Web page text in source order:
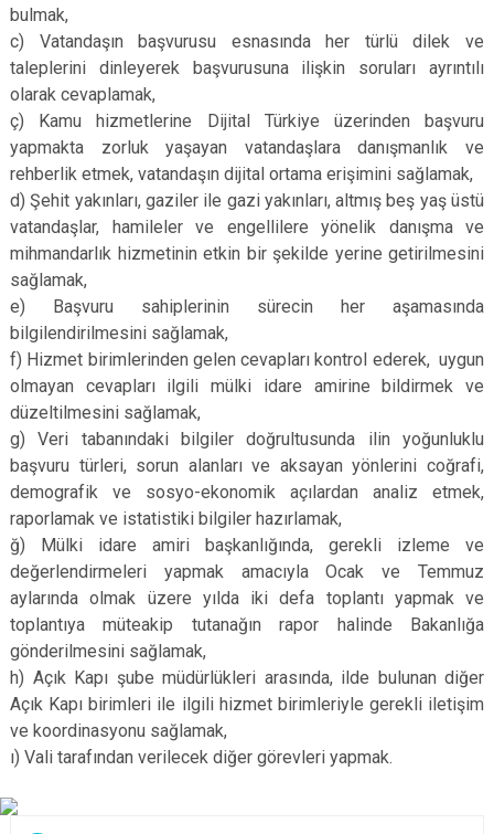
bulmak,
c) Vatandaşın başvurusu esnasında her türlü dilek ve
taleplerini dinleyerek başvurusuna ilişkin soruları ayrıntılı
olarak cevaplamak,
ç) Kamu hizmetlerine Dijital Türkiye üzerinden başvuru
yapmakta zorluk yaşayan vatandaşlara danışmanlık ve
rehberlik etmek, vatandaşın dijital ortama erişimini sağlamak,
d) Şehit yakınları, gaziler ile gazi yakınları, altmış beş yaş üstü
vatandaşlar, hamileler ve engellilere yönelik danışma ve
mihmandarlık hizmetinin etkin bir şekilde yerine getirilmesini
sağlamak,
e) Başvuru sahiplerinin sürecin her aşamasında
bilgilendirilmesini sağlamak,
f) Hizmet birimlerinden gelen cevapları kontrol ederek, uygun
olmayan cevapları ilgili mülki idare amirine bildirmek ve
düzeltilmesini sağlamak,
g) Veri tabanındaki bilgiler doğrultusunda ilin yoğunluklu
başvuru türleri, sorun alanları ve aksayan yönlerini coğrafi,
demografik ve sosyo-ekonomik açılardan analiz etmek,
raporlamak ve istatistiki bilgiler hazırlamak,
ğ) Mülki idare amiri başkanlığında, gerekli izleme ve
değerlendirmeleri yapmak amacıyla Ocak ve Temmuz
aylarında olmak üzere yılda iki defa toplantı yapmak ve
toplantıya müteakip tutanağın rapor halinde Bakanlığa
gönderilmesini sağlamak,
h) Açık Kapı şube müdürlükleri arasında, ilde bulunan diğer
Açık Kapı birimleri ile ilgili hizmet birimleriyle gerekli iletişim
ve koordinasyonu sağlamak,
ı) Vali tarafından verilecek diğer görevleri yapmak.